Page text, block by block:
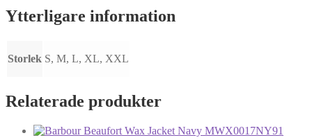
Ytterligare information
Storlek S, M, L, XL, XXL
Relaterade produkter